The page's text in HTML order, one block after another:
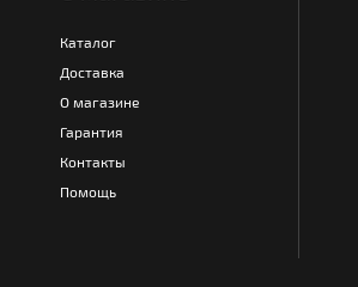
Каталог
Доставка
О магазине
Гарантия
Контакты
Помощь